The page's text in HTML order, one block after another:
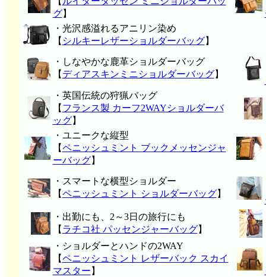
グ】
・光沢感溢れるアニリン染め
【 シルキーレザーショルダーバッグ】
・しなやかな鹿革ショルダーバッグ
【 ディアスキンミニショルダーバッグ】
・英国伝統の狩猟バッグ
【 フランス製 カーフ2WAYショルダーバ
ッグ】
・ユニークな縦型
【ペニッシュミント ブックメッセンジャ
ーバッグ】
・スマートな横型ショルダー
【ペニッシュミント ショルダーバッグ】
・出勤にも、2～3日の旅行にも
【 ラチコ社 パッセンジャーバッグ】
・ショルダーとハンドの2WAY
【ペニッシュミント レザーバック スカイ
マスター 】